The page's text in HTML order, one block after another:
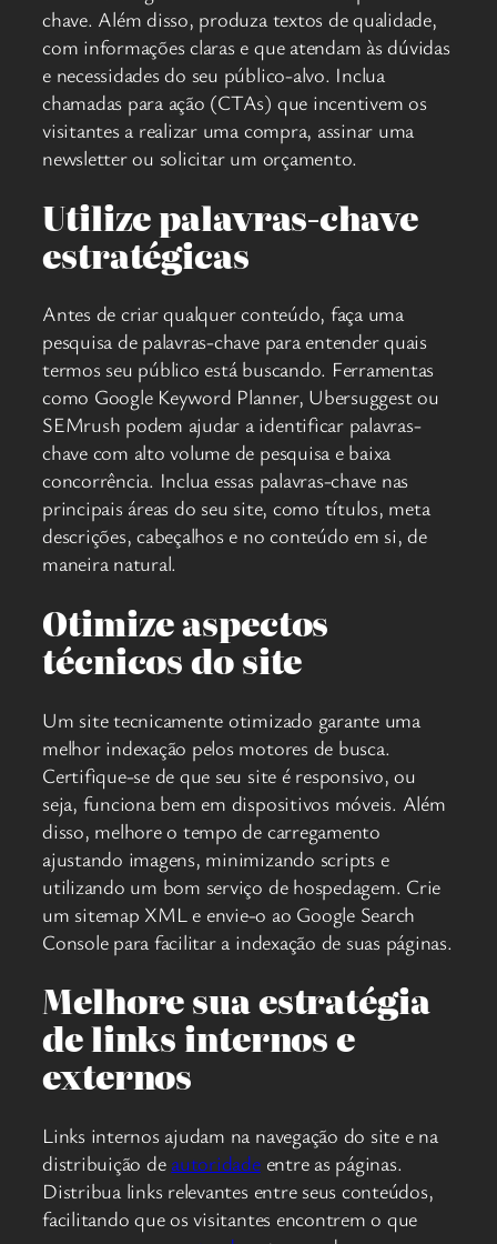
chave. Além disso, produza textos de qualidade,
com informações claras e que atendam às dúvidas
e necessidades do seu público-alvo. Inclua
chamadas para ação (CTAs) que incentivem os
visitantes a realizar uma compra, assinar uma
newsletter ou solicitar um orçamento.
Utilize palavras-chave
estratégicas
Antes de criar qualquer conteúdo, faça uma
pesquisa de palavras-chave para entender quais
termos seu público está buscando. Ferramentas
como Google Keyword Planner, Ubersuggest ou
SEMrush podem ajudar a identificar palavras-
chave com alto volume de pesquisa e baixa
concorrência. Inclua essas palavras-chave nas
principais áreas do seu site, como títulos, meta
descrições, cabeçalhos e no conteúdo em si, de
maneira natural.
Otimize aspectos
técnicos do site
Um site tecnicamente otimizado garante uma
melhor indexação pelos motores de busca.
Certifique-se de que seu site é responsivo, ou
seja, funciona bem em dispositivos móveis. Além
disso, melhore o tempo de carregamento
ajustando imagens, minimizando scripts e
utilizando um bom serviço de hospedagem. Crie
um sitemap XML e envie-o ao Google Search
Console para facilitar a indexação de suas páginas.
Melhore sua estratégia
de links internos e
externos
Links internos ajudam na navegação do site e na
distribuição de autoridadeentre as páginas.
Distribua links relevantes entre seus conteúdos,
facilitando que os visitantes encontrem o que